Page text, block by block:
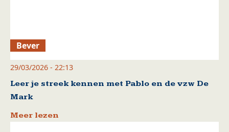
Bever
29/03/2026 - 22:13
Leer je streek kennen met Pablo en de vzw De
Mark
Meer lezen